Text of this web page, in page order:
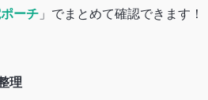
ーチ 」でまとめて確認できます！
理